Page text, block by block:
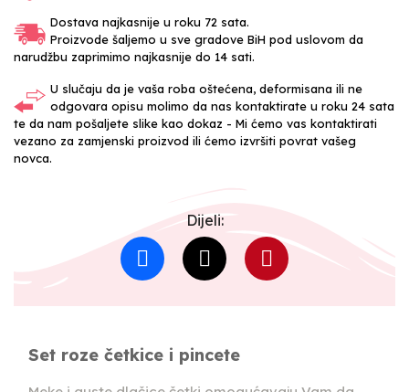
Dostava najkasnije u roku 72 sata.
Proizvode šaljemo u sve gradove BiH pod uslovom da
narudžbu zaprimimo najkasnije do 14 sati.
U slučaju da je vaša roba oštećena, deformisana ili ne
odgovara opisu molimo da nas kontaktirate u roku 24 sata
te da nam pošaljete slike kao dokaz - Mi ćemo vas kontaktirati
vezano za zamjenski proizvod ili ćemo izvršiti povrat vašeg
novca.
Dijeli:
Set roze četkice i pincete